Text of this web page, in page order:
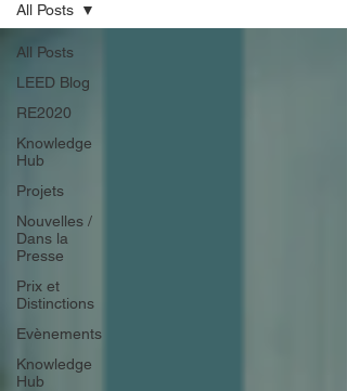
All Posts
LEED Blog
RE2020
Knowledge
Hub
Projets
Nouvelles /
Dans la
Presse
Prix et
Distinctions
Evènements
Knowledge
Hub
All Posts